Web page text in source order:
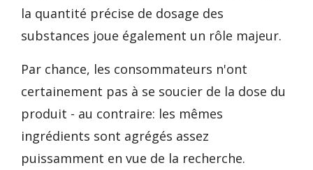
la quantité précise de dosage des
substances joue également un rôle majeur.
Par chance, les consommateurs n'ont
certainement pas à se soucier de la dose du
produit - au contraire: les mêmes
ingrédients sont agrégés assez
puissamment en vue de la recherche.